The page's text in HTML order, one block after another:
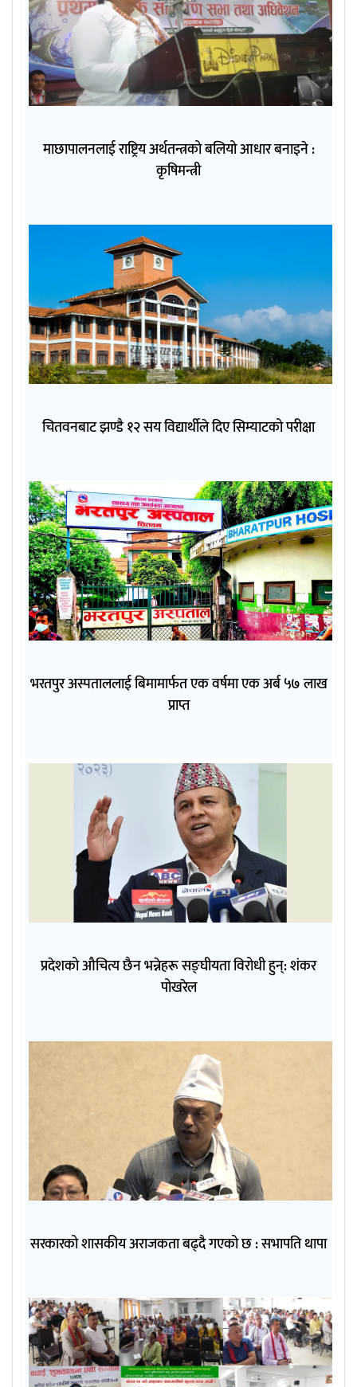
माछापालनलाई राष्ट्रिय अर्थतन्त्रको बलियो आधार बनाइने :
कृषिमन्त्री
चितवनबाट झण्डै १२ सय विद्यार्थीले दिए सिम्याटको परीक्षा
भरतपुर अस्पताललाई बिमामार्फत एक वर्षमा एक अर्ब ५७ लाख
प्राप्त
प्रदेशको औचित्य छैन भन्नेहरू सङ्घीयता विरोधी हुन्: शंकर
पोखरेल
सरकारको शासकीय अराजकता बढ्दै गएको छ : सभापति थापा